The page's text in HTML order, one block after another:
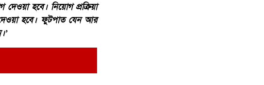
হবে। নিয়োগ প্রক্রিয়া
দেওয়া হবে। ফুটপাত যেন আর